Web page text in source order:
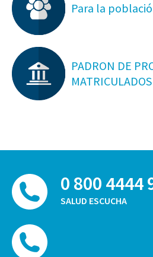
Para la
PADRON DE
MATRICULADOS
0 800 4444
SALUD ESCUCHA